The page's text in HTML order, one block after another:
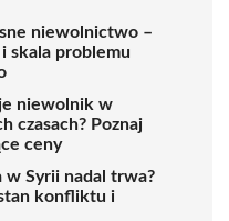
niewolnictwo –
i skala problemu
niewolnik w
czasach? Poznaj
ceny
w Syrii nadal trwa?
konfliktu i